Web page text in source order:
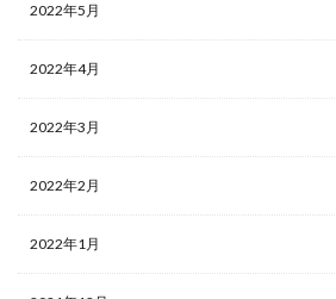
2022年5月
2022年4月
2022年3月
2022年2月
2022年1月